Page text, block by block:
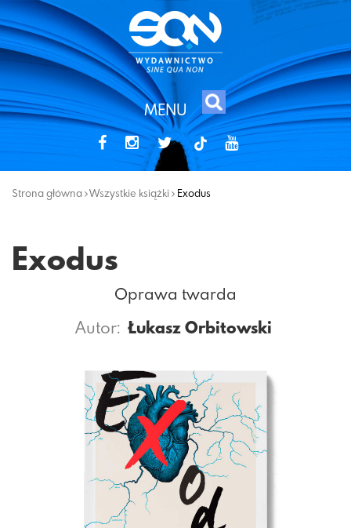
MENU
tiktok
Strona główna Wszystkie książki Exodus
Exodus
Oprawa twarda
Autor: Łukasz Orbitowski